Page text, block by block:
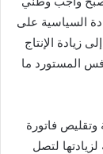
السياسية على
زيادة الإنتاج
المستورد ما
وتقليص فاتورة
لتصل